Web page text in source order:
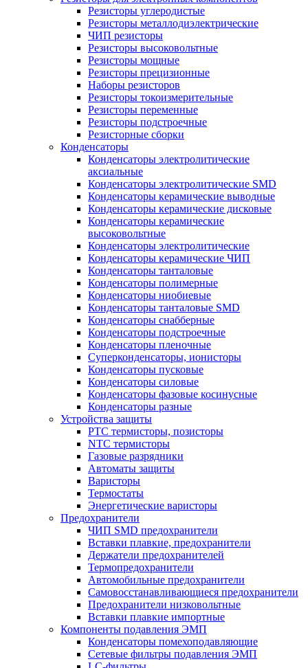
Резисторы углеродистые
Резисторы металлодиэлектрические
ЧИП резисторы
Резисторы высоковольтные
Резисторы мощные
Резисторы прецизионные
Наборы резисторов
Резисторы токоизмерительные
Резисторы переменные
Резисторы подстроечные
Резисторные сборки
Конденсаторы
Конденсаторы электролитические
аксиальные
Конденсаторы электролитические SMD
Конденсаторы керамические выводные
Конденсаторы керамические дисковые
Конденсаторы керамические
высоковольтные
Конденсаторы электролитические
Конденсаторы керамические ЧИП
Конденсаторы танталовые
Конденсаторы полимерные
Конденсаторы ниобиевые
Конденсаторы танталовые SMD
Конденсаторы снабберные
Конденсаторы подстроечные
Конденсаторы пленочные
Суперконденсаторы, ионисторы
Конденсаторы пусковые
Конденсаторы силовые
Конденсаторы фазовые косинусные
Конденсаторы разные
Устройства защиты
PTC термисторы, позисторы
NTC термисторы
Газовые разрядники
Автоматы защиты
Варисторы
Термостаты
Энергетические варисторы
Предохранители
ЧИП SMD предохранители
Вставки плавкие, предохранители
Держатели предохранителей
Термопредохранители
Автомобильные предохранители
Самовосстанавливающиеся предохранители
Предохранители низковольтные
Вставки плавкие импортные
Компоненты подавления ЭМП
Конденсаторы помехоподавляющие
Сетевые фильтры подавления ЭМП